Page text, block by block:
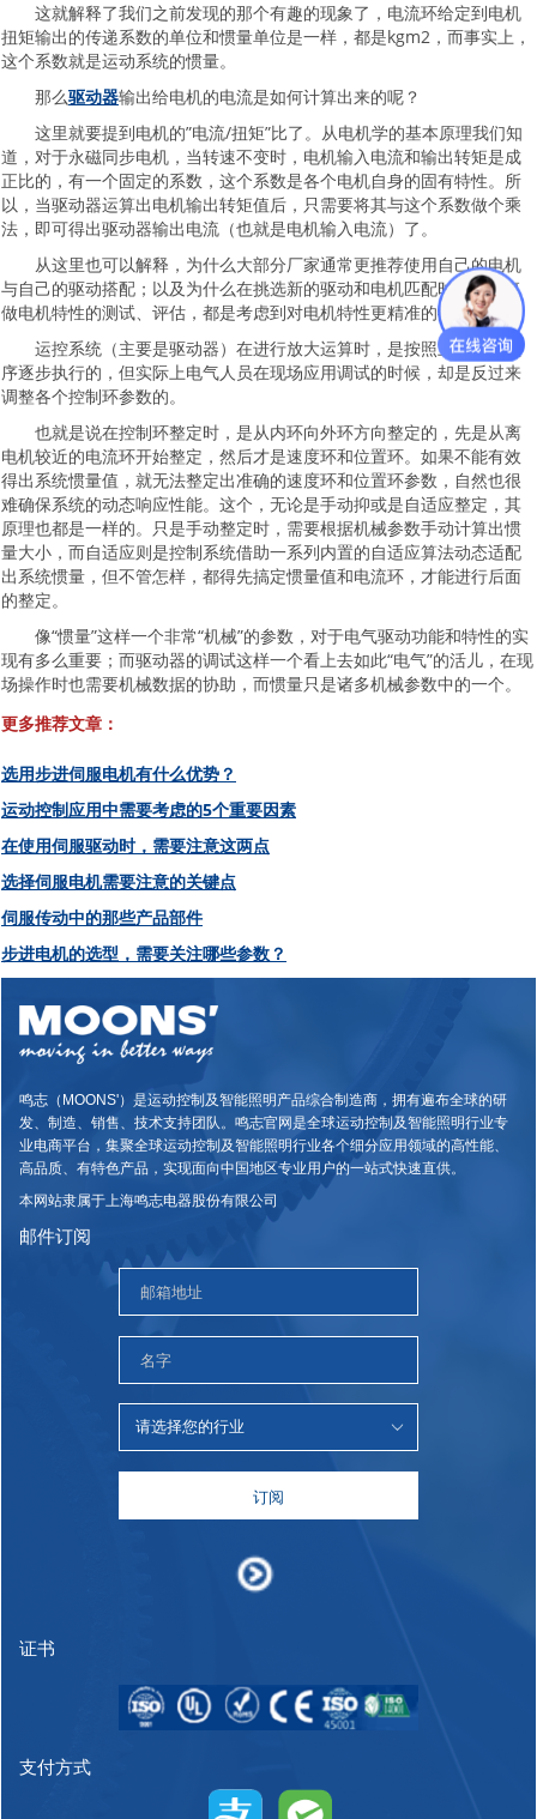
这就解释了我们之前发现的那个有趣的现象了，电流环给定到电机
扭矩输出的传递系数的单位和惯量单位是一样，都是kgm2，而事实上，
这个系数就是运动系统的惯量。
那么驱动器输出给电机的电流是如何计算出来的呢？
这里就要提到电机的”电流/扭矩”比了。从电机学的基本原理我们知
道，对于永磁同步电机，当转速不变时，电机输入电流和输出转矩是成
正比的，有一个固定的系数，这个系数是各个电机自身的固有特性。所
以，当驱动器运算出电机输出转矩值后，只需要将其与这个系数做个乘
法，即可得出驱动器输出电流（也就是电机输入电流）了。
从这里也可以解释，为什么大部分厂家通常更推荐使用自己的电机
与自己的驱动搭配；以及为什么在挑选新的驱动和电机匹配时，要反复
做电机特性的测试、评估，都是考虑到对电机特性更精准的把握。
运控系统（主要是驱动器）在进行放大运算时，是按照上面说的顺
序逐步执行的，但实际上电气人员在现场应用调试的时候，却是反过来
调整各个控制环参数的。
也就是说在控制环整定时，是从内环向外环方向整定的，先是从离
电机较近的电流环开始整定，然后才是速度环和位置环。如果不能有效
得出系统惯量值，就无法整定出准确的速度环和位置环参数，自然也很
难确保系统的动态响应性能。这个，无论是手动抑或是自适应整定，其
原理也都是一样的。只是手动整定时，需要根据机械参数手动计算出惯
量大小，而自适应则是控制系统借助一系列内置的自适应算法动态适配
出系统惯量，但不管怎样，都得先搞定惯量值和电流环，才能进行后面
的整定。
像“惯量”这样一个非常“机械”的参数，对于电气驱动功能和特性的实
现有多么重要；而驱动器的调试这样一个看上去如此“电气”的活儿，在现
场操作时也需要机械数据的协助，而惯量只是诸多机械参数中的一个。
更多推荐文章：
选用步进伺服电机有什么优势？
运动控制应用中需要考虑的5个重要因素
在使用伺服驱动时，需要注意这两点
选择伺服电机需要注意的关键点
伺服传动中的那些产品部件
步进电机的选型，需要关注哪些参数？
鸣志（MOONS'）是运动控制及智能照明产品综合制造商，拥有遍布全球的研
发、制造、销售、技术支持团队。鸣志官网是全球运动控制及智能照明行业专
业电商平台，集聚全球运动控制及智能照明行业各个细分应用领域的高性能、
高品质、有特色产品，实现面向中国地区专业用户的一站式快速直供。
本网站隶属于上海鸣志电器股份有限公司
邮件订阅
订阅
证书
支付方式